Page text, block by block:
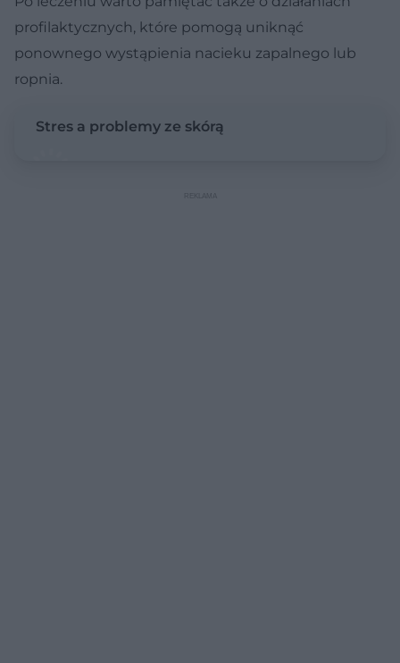
profilaktycznych, które pomogą uniknąć
ponownego wystąpienia nacieku zapalnego lub
ropnia.
Stres a problemy ze skórą